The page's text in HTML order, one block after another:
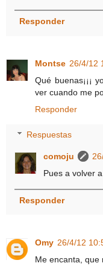
Responder
Montse 26/4/12
Qué buenas¡¡¡
ver cuando me
Responder
Respuestas
comoju
Pues a volver
Responder
Omy 26/4/12
Me encanta, que